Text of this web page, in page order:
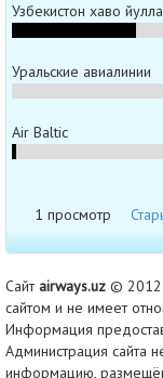
Узбекистон хаво
Уральские авиалинии
Air Baltic
1 просмотр
Сайтairways.uz © 2012
сайтом и не имеет
Информация
Администрация сайта
информацию,